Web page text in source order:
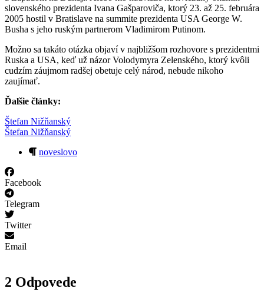
slovenského prezidenta Ivana Gašparoviča, ktorý 23. až 25. februára
2005 hostil v Bratislave na summite prezidenta USA George W.
Busha s jeho ruským partnerom Vladimirom Putinom.
Možno sa takáto otázka objaví v najbližšom rozhovore s prezidentmi
Ruska a USA, keď už názor Volodymyra Zelenského, ktorý kvôli
cudzím záujmom radšej obetuje celý národ, nebude nikoho
zaujímať.
Ďalšie články:
Štefan Nižňanský
Štefan Nižňanský
noveslovo
Facebook
Telegram
Twitter
Email
2 Odpovede